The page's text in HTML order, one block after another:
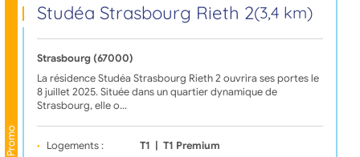
Promo
Studéa Strasbourg Rieth 2(3,4 km)
Strasbourg (67000)
La résidence Studéa Strasbourg Rieth 2 ouvrira ses portes le
8 juillet 2025. Située dans un quartier dynamique de
Strasbourg, elle o…
Logements : T1 | T1 Premium